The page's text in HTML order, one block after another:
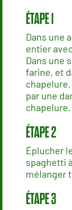
Dans une
entier
Dans une
farine, et
par une
Éplucher
spaghetti
mélanger